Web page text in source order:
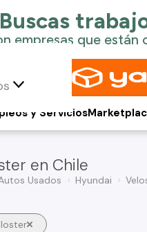
y Servicios
en Chile
Usados Hyundai